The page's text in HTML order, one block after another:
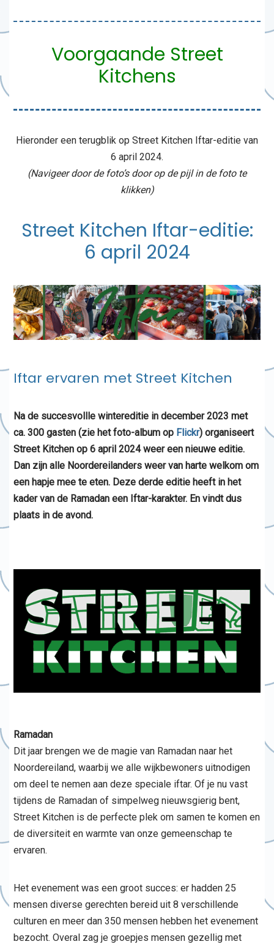
Voorgaande Street
Kitchens
Hieronder een terugblik op Street Kitchen Iftar-editie van
6 april 2024.
(Navigeer door de foto’s door op de pijl in de foto te
klikken)
Street Kitchen Iftar-editie:
6 april 2024
Iftar ervaren met Street Kitchen
Na de succesvollle wintereditie in december 2023 met
ca. 300 gasten (zie het foto-album op Flickr) organiseert
Street Kitchen op 6 april 2024 weer een nieuwe editie.
Dan zijn alle Noordereilanders weer van harte welkom om
een hapje mee te eten. Deze derde editie heeft in het
kader van de Ramadan een Iftar-karakter. En vindt dus
plaats in de avond.
Ramadan
Dit jaar brengen we de magie van Ramadan naar het
Noordereiland, waarbij we alle wijkbewoners uitnodigen
om deel te nemen aan deze speciale iftar. Of je nu vast
tijdens de Ramadan of simpelweg nieuwsgierig bent,
Street Kitchen is de perfecte plek om samen te komen en
de diversiteit en warmte van onze gemeenschap te
ervaren.
Het evenement was een groot succes: er hadden 25
mensen diverse gerechten bereid uit 8 verschillende
culturen en meer dan 350 mensen hebben het evenement
bezocht. Overal zag je groepjes mensen gezellig met